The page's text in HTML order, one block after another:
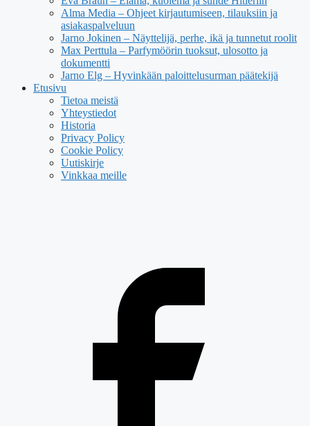
Alma Media – Ohjeet kirjautumiseen, tilauksiin ja
asiakaspalveluun
Jarno Jokinen – Näyttelijä, perhe, ikä ja tunnetut roolit
Max Perttula – Parfymöörin tuoksut, ulosotto ja
dokumentti
Jarno Elg – Hyvinkään paloittelusurman päätekijä
Etusivu
Tietoa meistä
Yhteystiedot
Historia
Privacy Policy
Cookie Policy
Uutiskirje
Vinkkaa meille